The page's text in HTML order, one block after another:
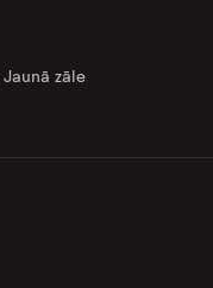
zāle